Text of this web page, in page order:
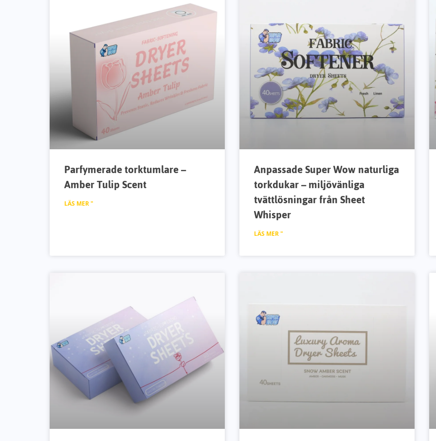
Parfymerade torktumlare –
Amber Tulip Scent
LÄS MER "
Anpassade Super Wow naturliga
torkdukar – miljövänliga
tvättlösningar från Sheet
Whisper
LÄS MER "